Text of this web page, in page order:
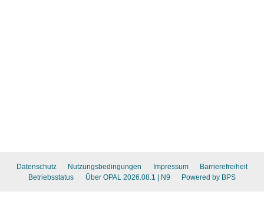
Datenschutz Nutzungsbedingungen Impressum
Barrierefreiheit
Betriebsstatus
Über OPAL 2026.08.1 | N9 Powered by BPS